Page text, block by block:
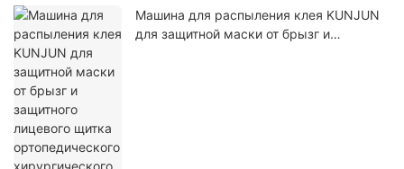
Машина для распыления клея KUNJUN
для защитной маски от брызг и